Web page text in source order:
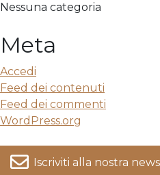
Nessuna categoria
Meta
Accedi
Feed dei contenuti
Feed dei commenti
WordPress.org
Iscriviti alla nostra